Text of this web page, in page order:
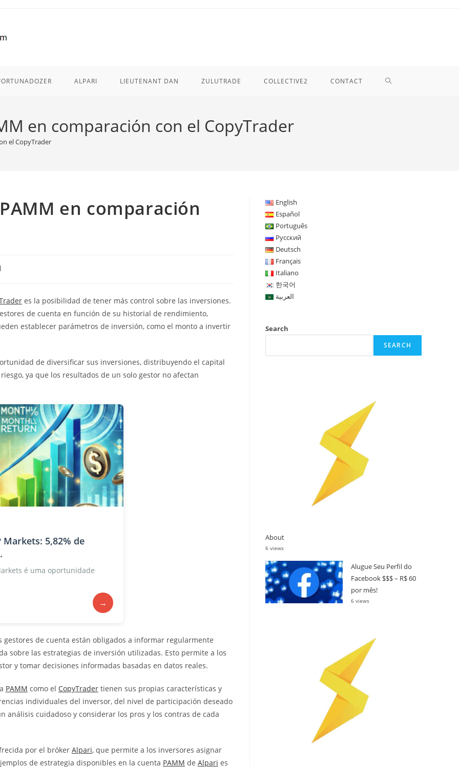
ALPARI LIEUTENANT DAN ZULUTRADE COLLECTIVE2 CONTACT TOGGLE
en comparación con el CopyTrader
el CopyTrader
en comparación
es la posibilidad de tener más control sobre las inversiones.
de cuenta en función de su historial de rendimiento,
establecer parámetros de inversión, como el monto a invertir
de diversificar sus inversiones, distribuyendo el capital
ya que los resultados de un solo gestor no afectan
Markets: 5,82% de
é uma oportunidade
→
gestores de cuenta están obligados a informar regularmente
sobre las estrategias de inversión utilizadas. Esto permite a los
y tomar decisiones informadas basadas en datos reales.
PAMM como el CopyTrader tienen sus propias características y
individuales del inversor, del nivel de participación deseado
análisis cuidadoso y considerar los pros y los contras de cada
por el bróker Alpari, que permite a los inversores asignar
de estrategia disponibles en la cuenta PAMM de Alpari es
English
Español
Português
Русский
Deutsch
Français
Italiano
한국어
العربية
Search
SEARCH
About
6 views
Alugue Seu Perfil do
Facebook $$$ – R$ 60
por mês!
6 views